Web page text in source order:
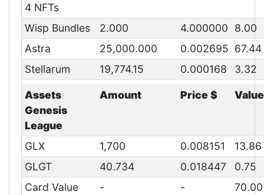
4 NFTs
Wisp Bundles 2.000 4.000000
8.00
Astra
25,000.000 0.002695 67.44
Stellarum
19,774.15 0.000168 3.32
Assets
Genesis
League
Amount Price $
GLX 1,700 0.008151
13.86
GLGT
40.734 0.018447
0.75
Card Value
- - 70.00